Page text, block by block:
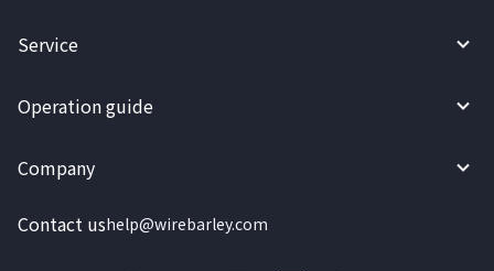
Service
Operation guide
Company
Contact ushelp@wirebarley.com